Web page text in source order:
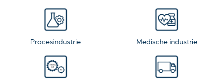
Procesindustrie Medische industrie